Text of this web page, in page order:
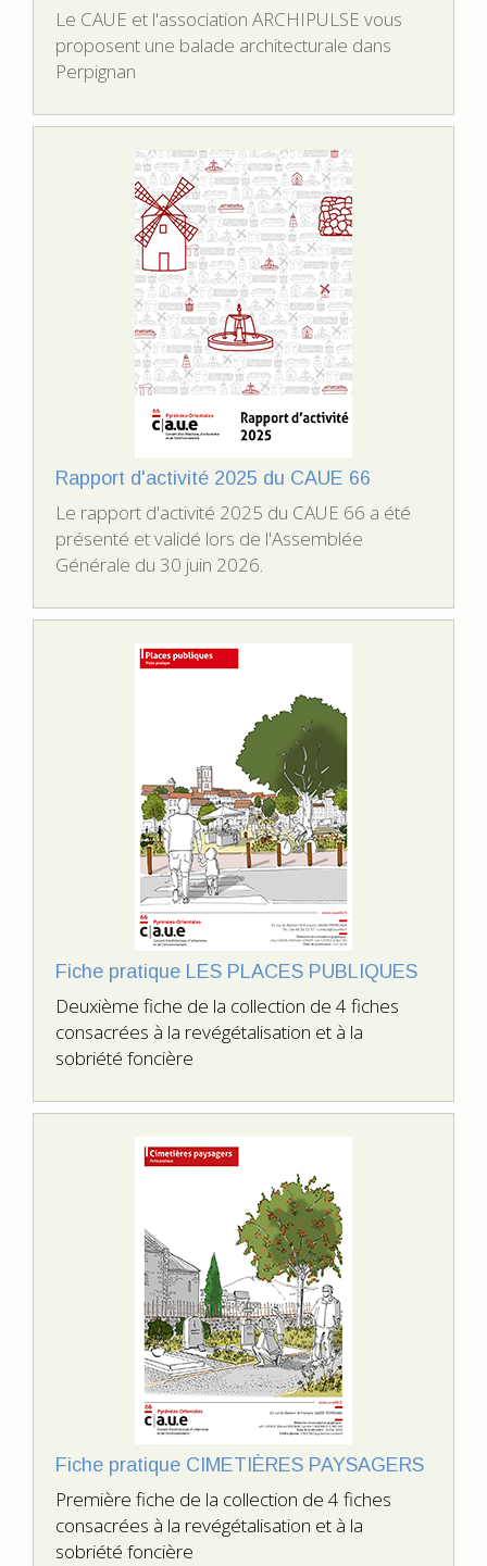
Le CAUE et l'association ARCHIPULSE vous
proposent une balade architecturale dans
Perpignan
Rapport d'activité 2025 du CAUE 66
Le rapport d'activité 2025 du CAUE 66 a été
présenté et validé lors de l'Assemblée
Générale du 30 juin 2026.
Fiche pratique LES PLACES PUBLIQUES
Deuxième fiche de la collection de 4 fiches
consacrées à la revégétalisation et à la
sobriété foncière
Fiche pratique CIMETIÈRES PAYSAGERS
Première fiche de la collection de 4 fiches
consacrées à la revégétalisation et à la
sobriété foncière